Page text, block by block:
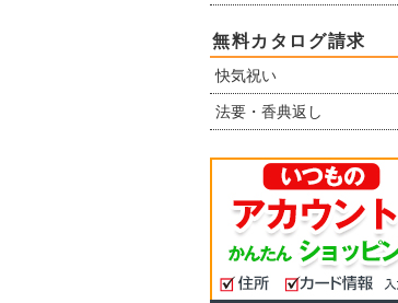
無料カタログ請求
快気祝い
法要・香典返し